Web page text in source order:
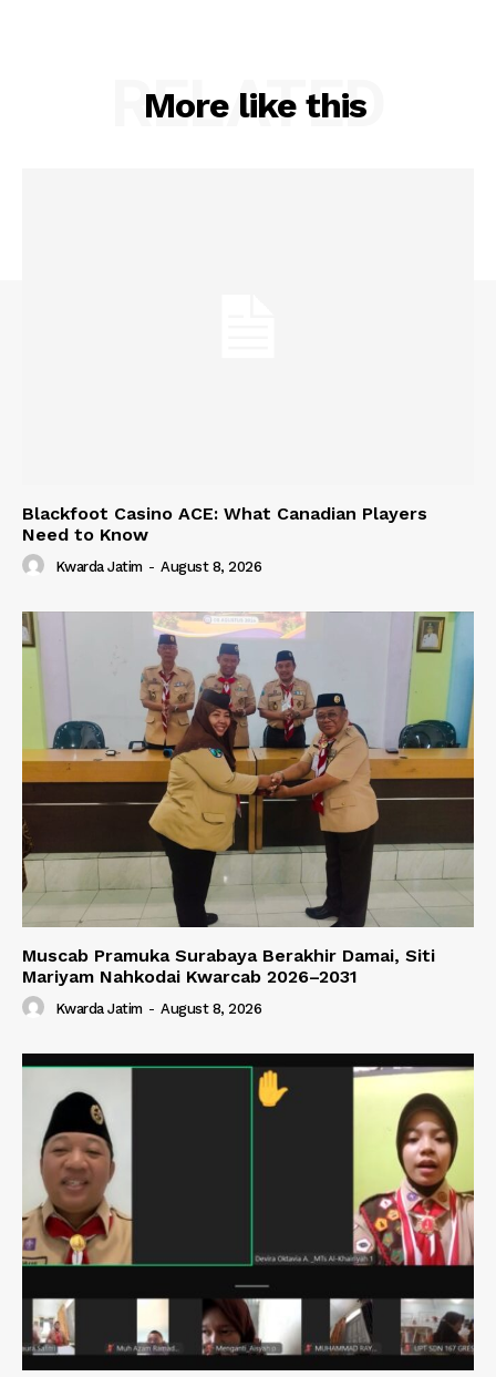
More like this
RELATED
Blackfoot Casino ACE: What Canadian Players
Need to Know
Kwarda Jatim - August 8, 2026
Muscab Pramuka Surabaya Berakhir Damai, Siti
Mariyam Nahkodai Kwarcab 2026–2031
Kwarda Jatim - August 8, 2026